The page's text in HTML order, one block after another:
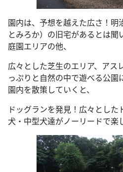
園内は、予想を越えた広さ！明
とみろか）の旧宅があるとは聞
庭園エリアの他、
広々とした芝生のエリア、アス
っぷりと自然の中で遊べる公園
園内を散策していくと、
ドッグランを発見！広々とし
犬・中型犬達がノーリードで楽